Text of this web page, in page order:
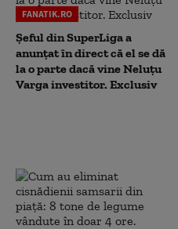
FANATIK.RO
Șeful din SuperLiga a
anunțat în direct că el se dă
la o parte dacă vine Neluțu
Varga investitor. Exclusiv